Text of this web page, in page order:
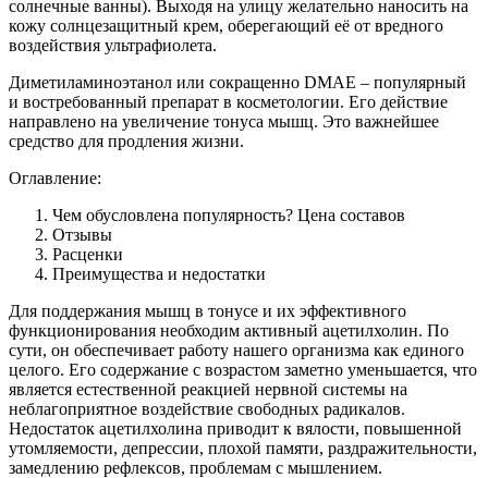
солнечные ванны). Выходя на улицу желательно наносить на
кожу солнцезащитный крем, оберегающий её от вредного
воздействия ультрафиолета.
Диметиламиноэтанол или сокращенно DMAE – популярный
и востребованный препарат в косметологии. Его действие
направлено на увеличение тонуса мышц. Это важнейшее
средство для продления жизни.
Оглавление:
Чем обусловлена популярность? Цена составов
Отзывы
Расценки
Преимущества и недостатки
Для поддержания мышц в тонусе и их эффективного
функционирования необходим активный ацетилхолин. По
сути, он обеспечивает работу нашего организма как единого
целого. Его содержание с возрастом заметно уменьшается, что
является естественной реакцией нервной системы на
неблагоприятное воздействие свободных радикалов.
Недостаток ацетилхолина приводит к вялости, повышенной
утомляемости, депрессии, плохой памяти, раздражительности,
замедлению рефлексов, проблемам с мышлением.